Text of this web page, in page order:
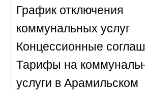
График отключения
коммунальных услуг
Концессионные
Тарифы на
услуги в Арамильском